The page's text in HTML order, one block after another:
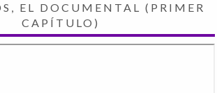
EL DOCUMENTAL (PRIMER
CAPÍTULO)